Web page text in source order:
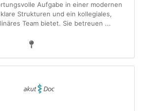
Aufgabe in einer modernen
Strukturen und ein kollegiales,
Team bietet. Sie betreuen ...